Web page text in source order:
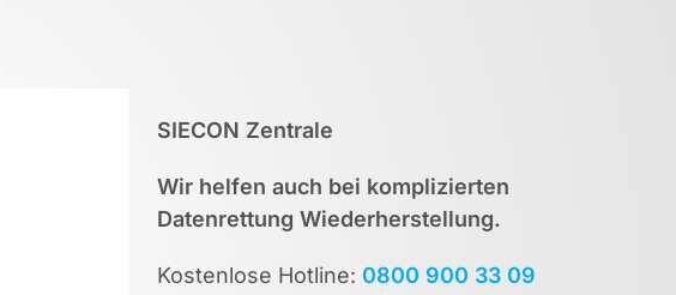
SIECON Zentrale
Wir helfen auch bei komplizierten
Datenrettung Wiederherstellung.
Kostenlose Hotline: 0800 900 33 09